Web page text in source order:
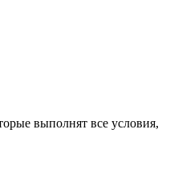
выполнят все условия,